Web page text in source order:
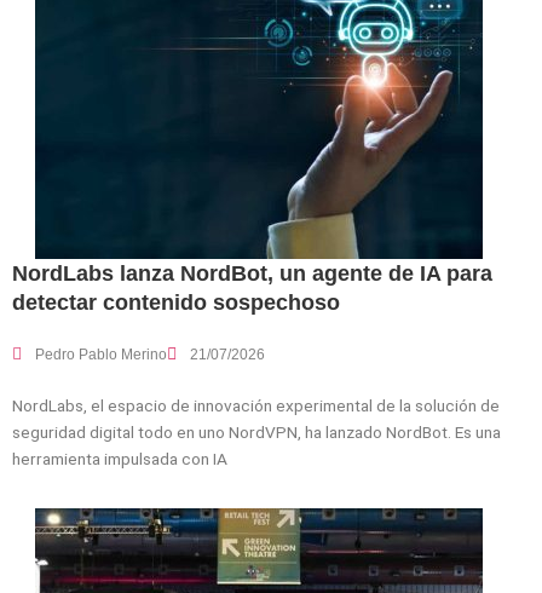
NordLabs lanza NordBot, un agente de IA para
detectar contenido sospechoso
Pedro Pablo Merino 21/07/2026
NordLabs, el espacio de innovación experimental de la solución de
seguridad digital todo en uno NordVPN, ha lanzado NordBot. Es una
herramienta impulsada con IA